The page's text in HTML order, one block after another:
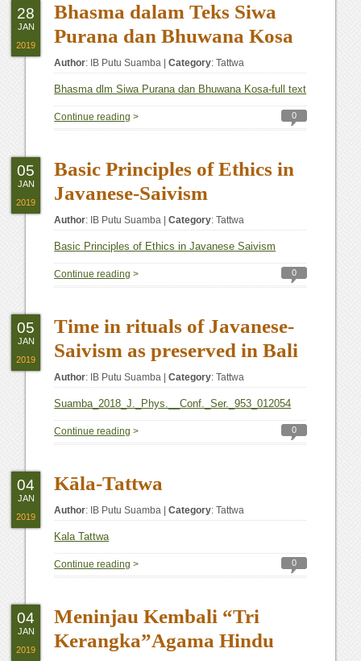
Bhasma dalam Teks Siwa
Purana dan Bhuwana Kosa
Author: IB Putu Suamba |Category:Tattwa
Bhasma dlm Siwa Purana dan Bhuwana Kosa-full text
Continue reading > 0
28
JAN
2019
Basic Principles of Ethics in
Javanese-Saivism
Author: IB Putu Suamba |Category:Tattwa
Basic Principles of Ethics in Javanese Saivism
Continue reading > 0
05
JAN
2019
Time in rituals of Javanese-
Saivism as preserved in Bali
Author: IB Putu Suamba |Category:Tattwa
Suamba_2018_J._Phys.__Conf._Ser._953_012054
Continue reading > 0
05
JAN
2019
Kāla-Tattwa
Author: IB Putu Suamba |Category:Tattwa
Kala Tattwa
Continue reading > 0
04
JAN
2019
Meninjau Kembali “Tri
Kerangka”Agama Hindu
04
JAN
2019